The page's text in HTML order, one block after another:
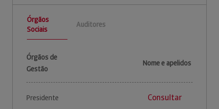
Órgãos
Sociais
Auditores
Órgãos de
Gestão
Nome e apelidos
Presidente Consultar